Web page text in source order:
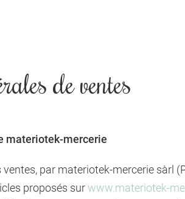
de ventes
materiotek-mercerie
par materiotek-mercerie sàrl
proposés surwww.materiotek-